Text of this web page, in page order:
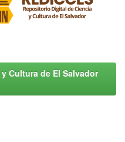
Cultura de El Salvador